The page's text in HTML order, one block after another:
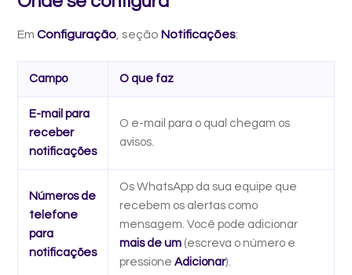
Em Configuração , seção Notificações:
Campo O que faz
E-mail para
receber
notificações
O e-mail para o qual chegam os
avisos.
Números de
telefone
para
notificações
Os WhatsApp da sua equipe que
recebem os alertas como
mensagem. Você pode adicionar
mais de um (escreva o número e
pressione Adicionar).